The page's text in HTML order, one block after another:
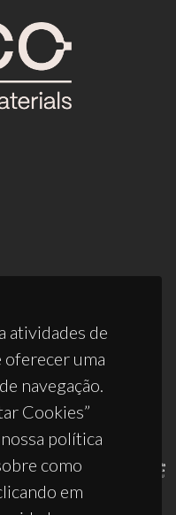
atividades de
oferecer uma
navegação.
Cookies”
política
como
em